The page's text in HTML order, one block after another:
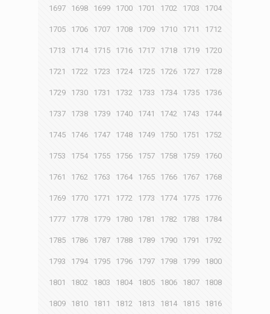
1697 1698 1699 1700 1701 1702 1703 1704
1705 1706 1707 1708 1709 1710 1711 1712
1713 1714 1715 1716 1717 1718 1719 1720
1721 1722 1723 1724 1725 1726 1727 1728
1729 1730 1731 1732 1733 1734 1735 1736
1737 1738 1739 1740 1741 1742 1743 1744
1745 1746 1747 1748 1749 1750 1751 1752
1753 1754 1755 1756 1757 1758 1759 1760
1761 1762 1763 1764 1765 1766 1767 1768
1769 1770 1771 1772 1773 1774 1775 1776
1777 1778 1779 1780 1781 1782 1783 1784
1785 1786 1787 1788 1789 1790 1791 1792
1793 1794 1795 1796 1797 1798 1799 1800
1801 1802 1803 1804 1805 1806 1807 1808
1809 1810 1811 1812 1813 1814 1815 1816